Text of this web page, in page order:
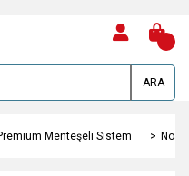
ARA
Menteşeli Sistem Noa